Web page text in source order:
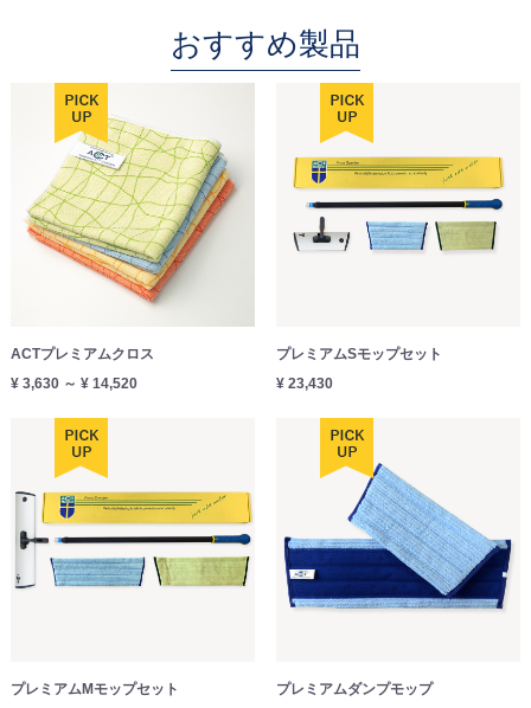
おすすめ製品
ACTプレミアムクロス
¥ 3,630 ～ ¥ 14,520
プレミアムSモップセット
¥ 23,430
プレミアムMモップセット
プレミアムダンプモップ